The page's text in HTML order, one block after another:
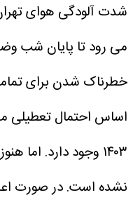
شدت آلودگی هوای
می رود تا پایان شب
خطرناک شدن برای
۱۴۰۳ وجود دارد.
نشده است. در صورت